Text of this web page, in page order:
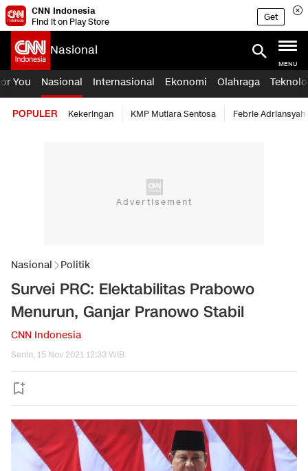
CNN Indonesia
Find it on Play Store
Get
Nasional
MENU
You Nasional Internasional Ekonomi Olahraga
POPULER Kekeringan KMP Mutiara Sentosa Febrie Adriansyah
Nasional Politik
Survei PRC: Elektabilitas Prabowo
Menurun, Ganjar Pranowo Stabil
CNN Indonesia
Senin, 15 Nov 2021 12:33 WIB